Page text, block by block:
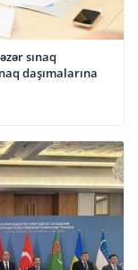
sınaq
daşımalarına